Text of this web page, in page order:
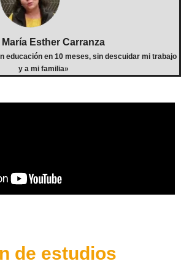
María Esther Carranza
educación en 10 meses, sin descuidar mi trabajo
y a mi familia»
de estudios